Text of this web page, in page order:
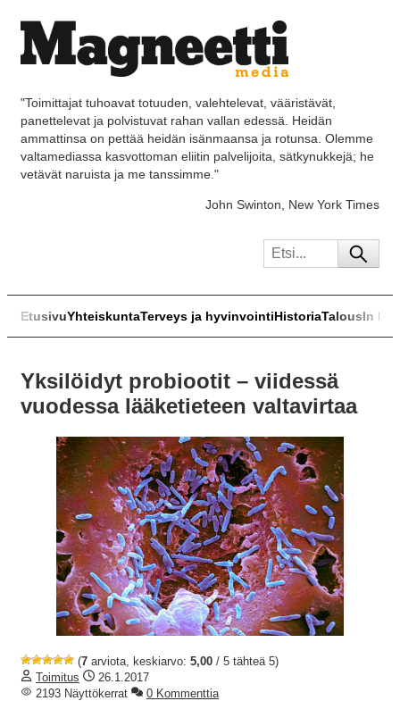
"Toimittajat tuhoavat totuuden, valehtelevat, vääristävät,
panettelevat ja polvistuvat rahan vallan edessä. Heidän
ammattinsa on pettää heidän isänmaansa ja rotunsa. Olemme
valtamediassa kasvottoman eliitin palvelijoita, sätkynukkejä; he
vetävät naruista ja me tanssimme."
John Swinton, New York Times
EtusivuYhteiskuntaTerveys ja hyvinvointiHistoriaTalousIn
Yksilöidyt probiootit – viidessä
vuodessa lääketieteen valtavirtaa
(7 arviota, keskiarvo: 5,00 / 5 tähteä 5)
Toimitus
26.1.2017
2193 Näyttökerrat
0 Kommenttia